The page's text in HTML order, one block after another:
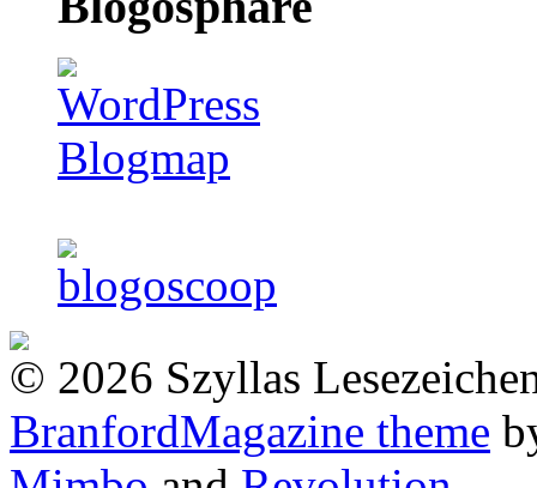
© 2026 Szyllas
BranfordMagazine theme